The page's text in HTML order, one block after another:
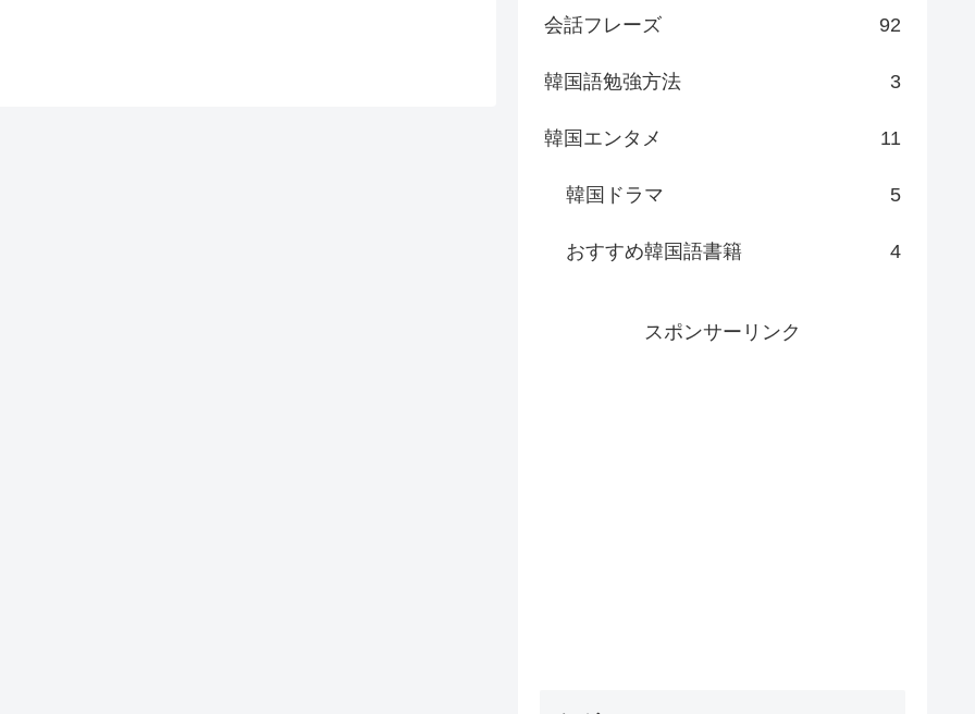
会話フレーズ 92
韓国語勉強方法 3
韓国エンタメ 11
韓国ドラマ 5
おすすめ韓国語書籍 4
スポンサーリンク